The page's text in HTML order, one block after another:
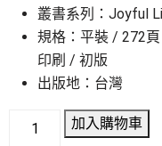
叢書系列：Joyful
規格：平裝 / 272
印刷 / 初版
出版地：台灣
加入購物車